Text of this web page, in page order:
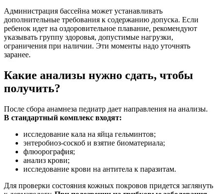
Администрация бассейна может устанавливать
дополнительные требования к содержанию допуска. Если
ребенок идет на оздоровительное плавание, рекомендуют
указывать группу здоровья, допустимые нагрузки,
ограничения при наличии. Эти моменты надо уточнять
заранее.
Какие анализы нужно сдать, чтобы
получить?
После сбора анамнеза педиатр дает направления на анализы.
В стандартный комплекс входят:
исследование кала на яйца гельминтов;
энтеробиоз-соскоб и взятие биоматериала;
флюорография;
анализ крови;
исследование крови на антитела к паразитам.
Для проверки состояния кожных покровов придется заглянуть